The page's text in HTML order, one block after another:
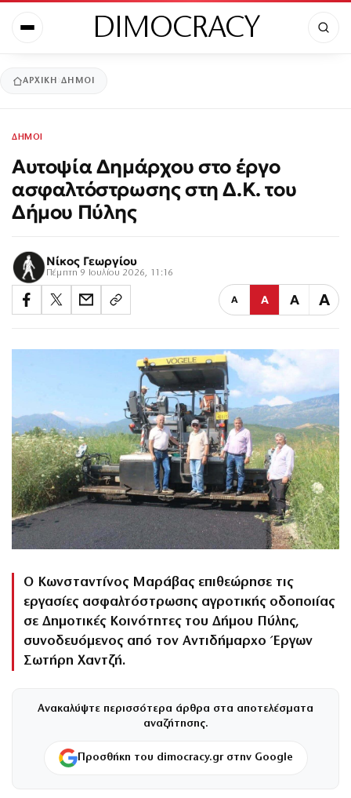
DIMOCRACY
ΑΡΧΙΚΉ ΔΗΜΟΙ
ΔΗΜΟΙ
Αυτοψία Δημάρχου στο έργο
ασφαλτόστρωσης στη Δ.Κ. του
Δήμου Πύλης
Νίκος Γεωργίου
Πέμπτη 9 Ιουλίου 2026, 11:16
Α Α Α Α
Ο Κωνσταντίνος Μαράβας επιθεώρησε τις
εργασίες ασφαλτόστρωσης αγροτικής οδοποιίας
σε Δημοτικές Κοινότητες του Δήμου Πύλης,
συνοδευόμενος από τον Αντιδήμαρχο Έργων
Σωτήρη Χαντζή.
Ανακαλύψτε περισσότερα άρθρα στα αποτελέσματα
αναζήτησης.
Προσθήκη του dimocracy.gr στην Google